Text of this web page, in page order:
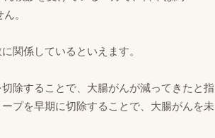
。
関係しているといえます。
除することで、大腸がんが減ってきたと指
プを早期に切除することで、大腸がんを未